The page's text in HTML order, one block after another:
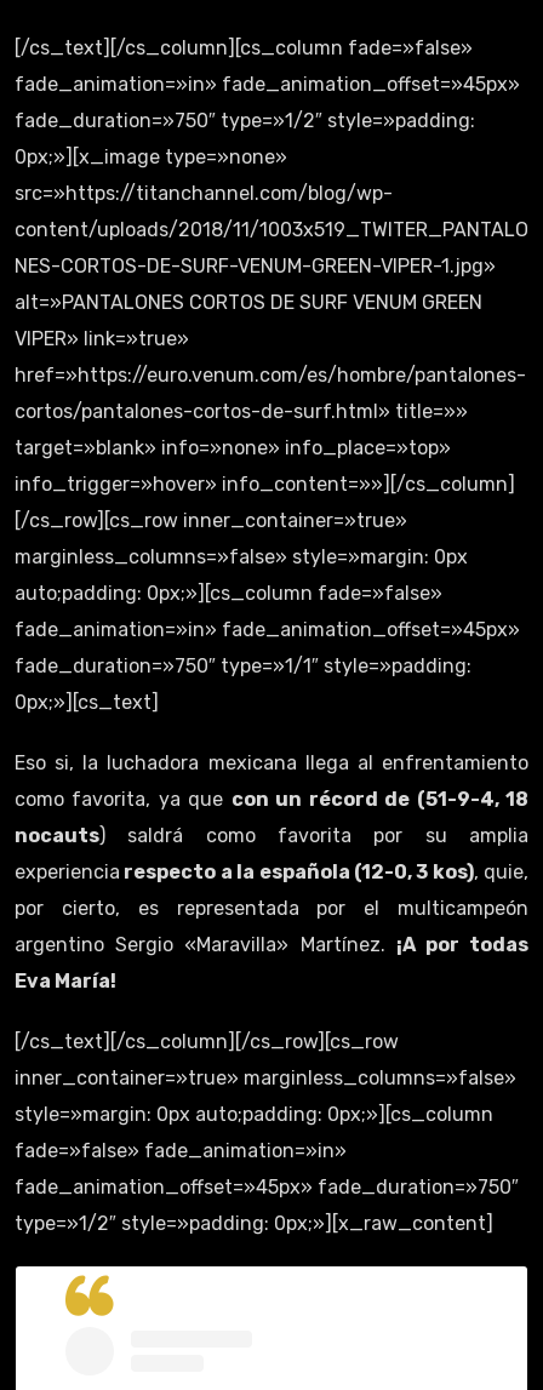
[/cs_text][/cs_column][cs_column fade=»false»
fade_animation=»in» fade_animation_offset=»45px»
fade_duration=»750″ type=»1/2″ style=»padding:
0px;»][x_image type=»none»
src=»https://titanchannel.com/blog/wp-
content/uploads/2018/11/1003x519_TWITER_PANTALO
NES-CORTOS-DE-SURF-VENUM-GREEN-VIPER-1.jpg»
alt=»PANTALONES CORTOS DE SURF VENUM GREEN
VIPER» link=»true»
href=»https://euro.venum.com/es/hombre/pantalones-
cortos/pantalones-cortos-de-surf.html» title=»»
target=»blank» info=»none» info_place=»top»
info_trigger=»hover» info_content=»»][/cs_column]
[/cs_row][cs_row inner_container=»true»
marginless_columns=»false» style=»margin: 0px
auto;padding: 0px;»][cs_column fade=»false»
fade_animation=»in» fade_animation_offset=»45px»
fade_duration=»750″ type=»1/1″ style=»padding:
0px;»][cs_text]
Eso si, la luchadora mexicana llega al enfrentamiento
como favorita, ya que con un récord de (51-9-4, 18
nocauts) saldrá como favorita por su amplia
experiencia respecto a la española (12-0, 3 kos), quie,
por cierto, es representada por el multicampeón
argentino Sergio «Maravilla» Martínez. ¡A por todas
Eva María!
[/cs_text][/cs_column][/cs_row][cs_row
inner_container=»true» marginless_columns=»false»
style=»margin: 0px auto;padding: 0px;»][cs_column
fade=»false» fade_animation=»in»
fade_animation_offset=»45px» fade_duration=»750″
type=»1/2″ style=»padding: 0px;»][x_raw_content]